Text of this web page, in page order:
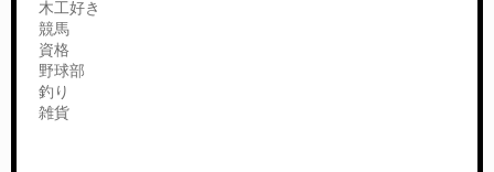
木工好き
競馬
資格
野球部
釣り
雑貨